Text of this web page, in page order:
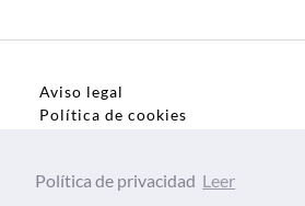
Aviso legal
Política de cookies
Política de privacidad Leer